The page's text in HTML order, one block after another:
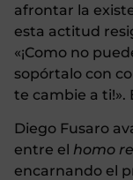
afrontar la
esta actitud
«¡Como no
sopórtalo con
te cambie a ti!».
Diego Fusaro
entre el homo
encarnando el